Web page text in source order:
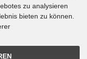
zu analysieren
bieten zu können.